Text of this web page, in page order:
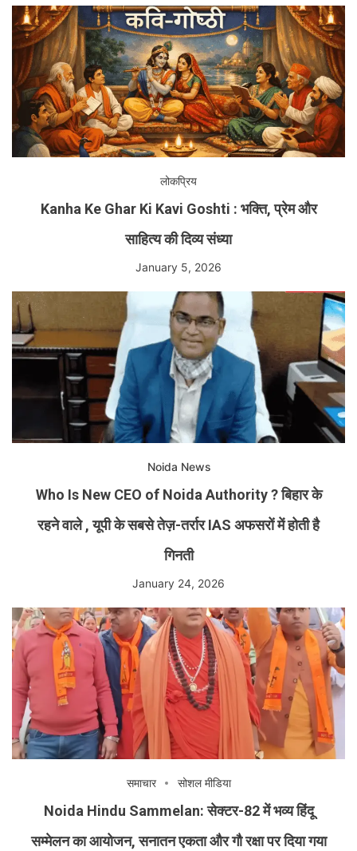
लोकप्रिय
Kanha Ke Ghar Ki Kavi Goshti : भक्ति, प्रेम और
साहित्य की दिव्य संध्या
January 5, 2026
Noida News
Who Is New CEO of Noida Authority ? बिहार के
रहने वाले , यूपी के सबसे तेज़-तर्रार IAS अफसरों में होती है
गिनती
January 24, 2026
समाचार सोशल मीडिया
Noida Hindu Sammelan: सेक्टर-82 में भव्य हिंदू
सम्मेलन का आयोजन, सनातन एकता और गौ रक्षा पर दिया गया